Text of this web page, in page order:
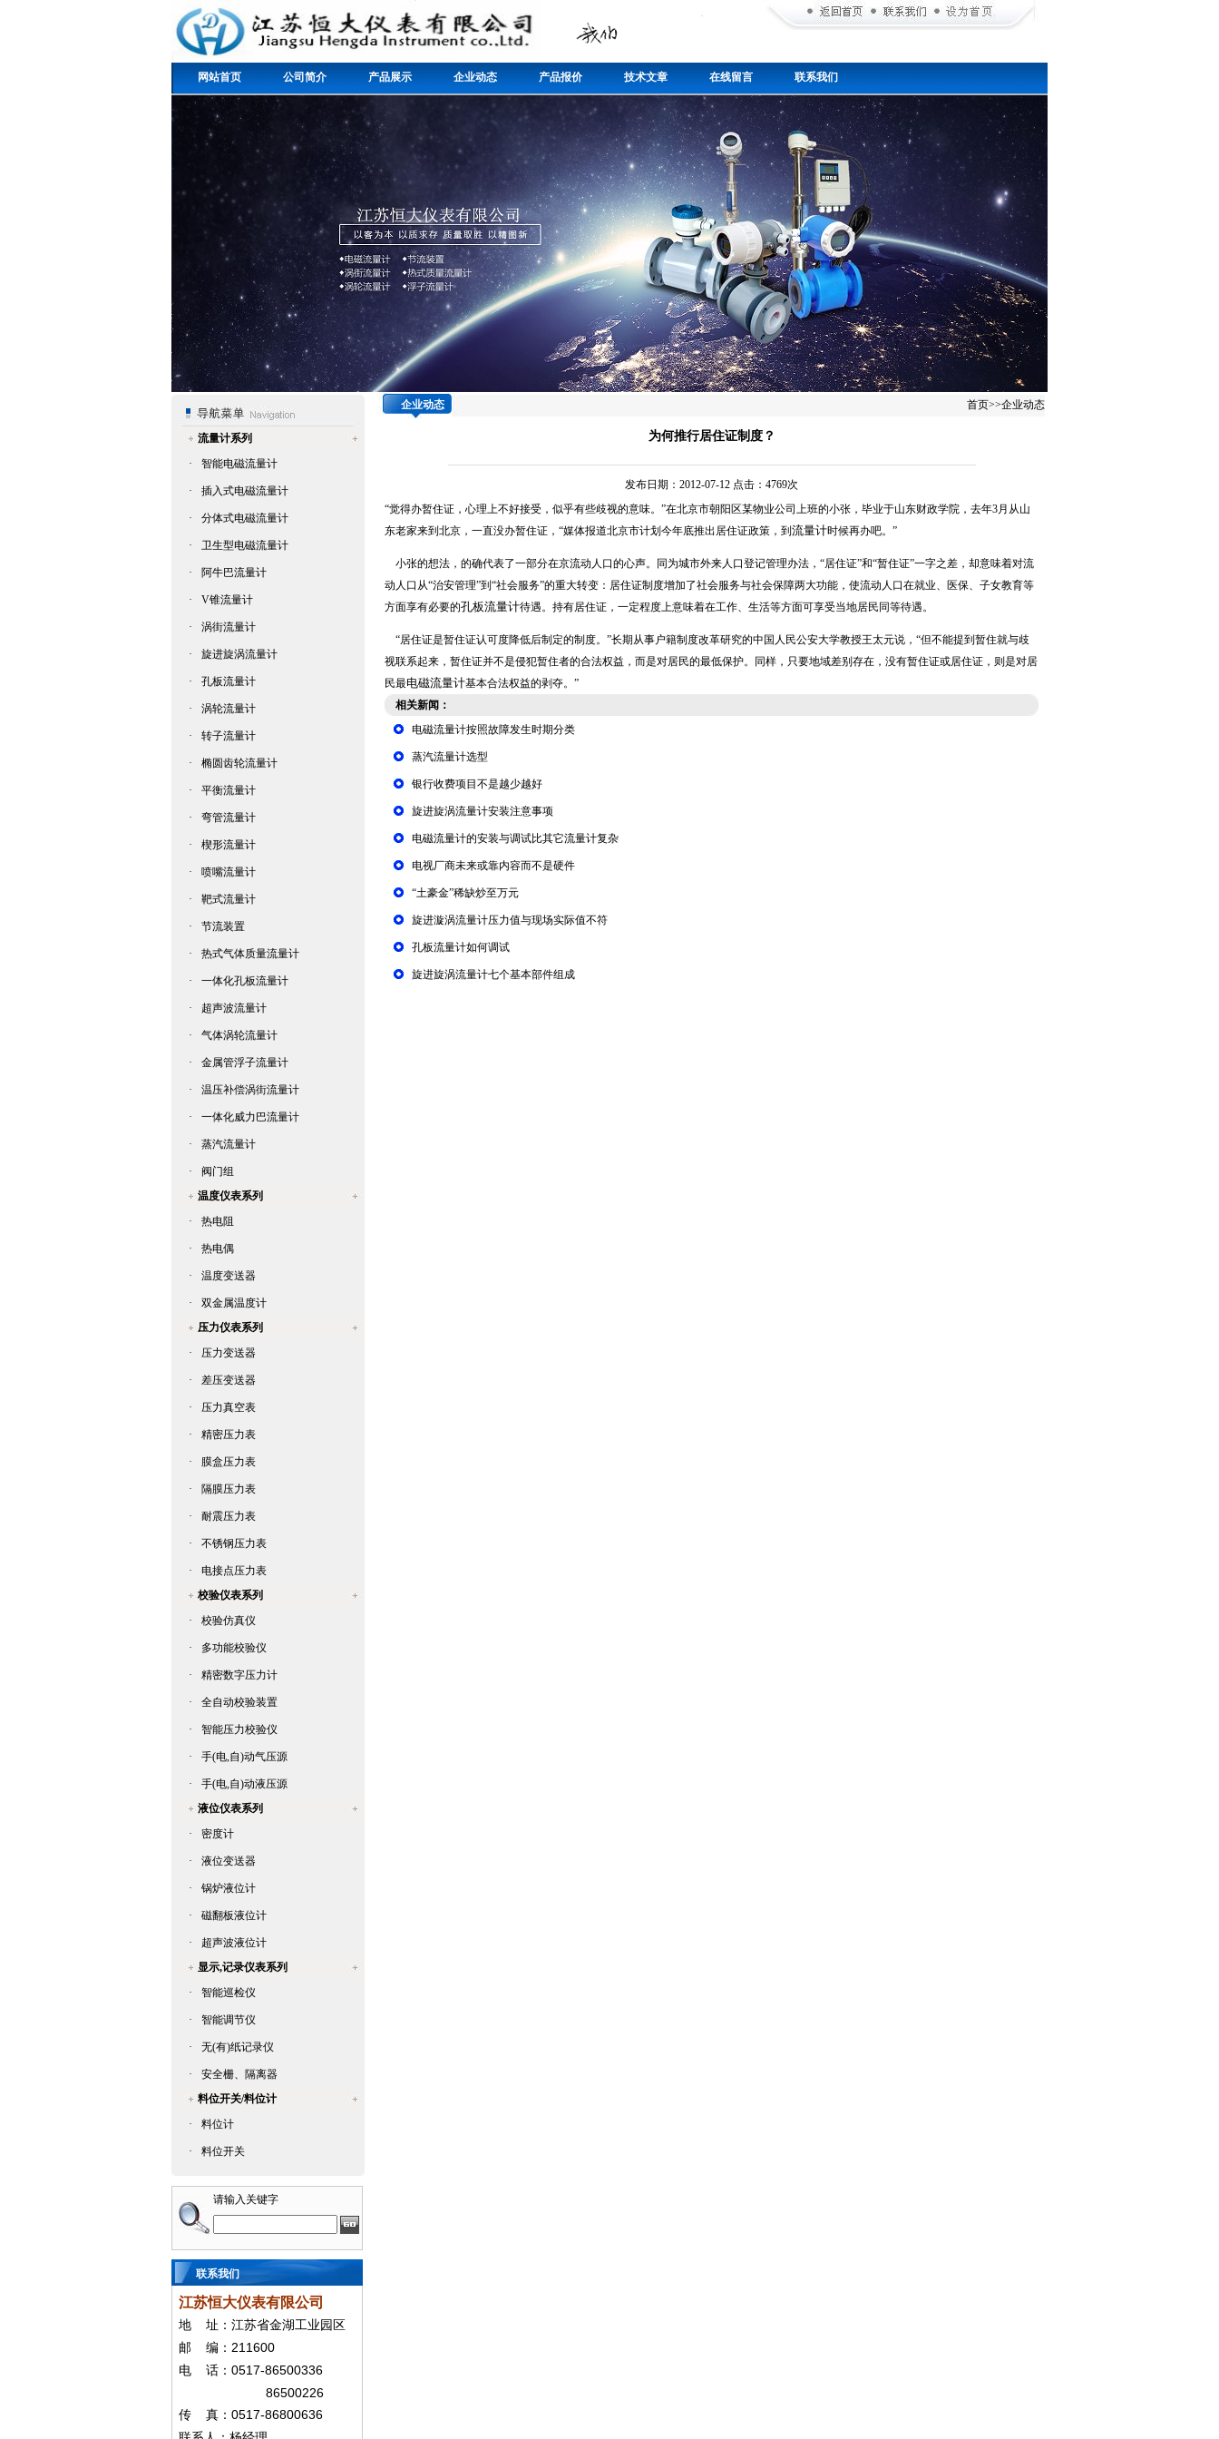
网站首页 公司简介 产品展示 企业动态 产品报价 技术文章 在线留言 联系我们
流量计系列
·
智能电磁流量计
· 插入式电磁流量计
· 分体式电磁流量计
· 卫生型电磁流量计
· 阿牛巴流量计
· V锥流量计
· 涡街流量计
· 旋进旋涡流量计
· 孔板流量计
· 涡轮流量计
· 转子流量计
· 椭圆齿轮流量计
· 平衡流量计
· 弯管流量计
· 楔形流量计
· 喷嘴流量计
· 靶式流量计
· 节流装置
· 热式气体质量流量计
· 一体化孔板流量计
· 超声波流量计
· 气体涡轮流量计
· 金属管浮子流量计
· 温压补偿涡街流量计
· 一体化威力巴流量计
· 蒸汽流量计
·
阀门组
温度仪表系列
·
热电阻
· 热电偶
· 温度变送器
·
双金属温度计
压力仪表系列
·
压力变送器
· 差压变送器
· 压力真空表
· 精密压力表
· 膜盒压力表
· 隔膜压力表
· 耐震压力表
· 不锈钢压力表
·
电接点压力表
校验仪表系列
·
校验仿真仪
· 多功能校验仪
· 精密数字压力计
· 全自动校验装置
· 智能压力校验仪
· 手(电,自)动气压源
·
手(电,自)动液压源
液位仪表系列
·
密度计
· 液位变送器
· 锅炉液位计
· 磁翻板液位计
·
超声波液位计
显示,记录仪表系列
·
智能巡检仪
· 智能调节仪
· 无(有)纸记录仪
·
安全栅、隔离器
料位开关/料位计
·
料位计
· 料位开关
请输入关键字
联系我们
江苏恒大仪表有限公司
地
址：江苏省金湖工业园区
邮
编： 211600
电 话： 0517-86500336
86500226
传 真： 0517-86800636
企业动态 首页>>企业动态
为何推行居住证制度？
发布日期：2012-07-12 点击：4769次
“觉得办暂住证，心理上不好接受，似乎有些歧视的意味。”在北京市朝阳区某物业公司上班的小张，毕业于山东财政学院，去年3月从山
东老家来到北京，一直没办暂住证，“媒体报道北京市计划今年底推出居住证政策，到 流量计时候再办吧。”
小张的想法，的确代表了一部分在京流动人口的心声。同为城市外来人口登记管理办法，“居住证”和“暂住证”一字之差，却意味着对流
动人口从“治安管理”到“社会服务”的重大转变：居住证制度增加了社会服务与社会保障两大功能，使流动人口在就业、医保、子女教育等
方面享有必要的孔板流量计待遇。持有居住证，一定程度上意味着在工作、生活等方面可享受当地居民同等待遇。
“居住证是暂住证认可度降低后制定的制度。”长期从事户籍制度改革研究的中国人民公安大学教授王太元说，“但不能提到暂住就与歧
视联系起来，暂住证并不是侵犯暂住者的合法权益，而是对居民的最低保护。同样，只要地域差别存在，没有暂住证或居住证，则是对居
民最电磁流量计基本合法权益的剥夺。”
相关新闻：
电磁流量计按照故障发生时期分类
蒸汽流量计选型
银行收费项目不是越少越好
旋进旋涡流量计安装注意事项
电磁流量计的安装与调试比其它流量计复杂
电视厂商未来或靠内容而不是硬件
“土豪金”稀缺炒至万元
旋进漩涡流量计压力值与现场实际值不符
孔板流量计如何调试
旋进旋涡流量计七个基本部件组成